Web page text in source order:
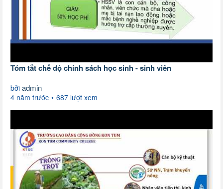
Tóm tắt chế độ chính sách học sinh - sinh viên
bởi admin
4 năm trước 687 lượt xem